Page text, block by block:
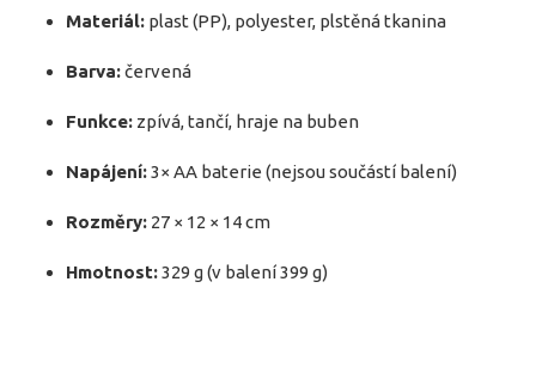
Materiál: plast (PP), polyester, plstěná tkanina
Barva:červená
Funkce: zpívá, tančí, hraje na buben
Napájení:3× AA baterie (nejsou součástí balení)
Rozměry: 27 × 12 × 14 cm
Hmotnost:329 g (v balení 399 g)